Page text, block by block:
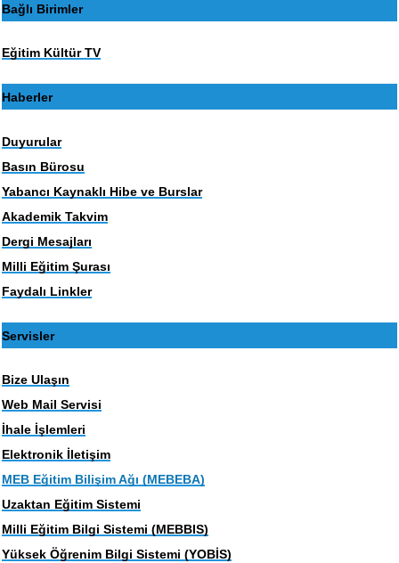
Bağlı Birimler
Eğitim Kültür TV
Haberler
Duyurular
Basın Bürosu
Yabancı Kaynaklı Hibe ve Burslar
Akademik Takvim
Dergi Mesajları
Milli Eğitim Şurası
Faydalı Linkler
Servisler
Bize Ulaşın
Web Mail Servisi
İhale İşlemleri
Elektronik İletişim
MEB Eğitim Bilişim Ağı (MEBEBA)
Uzaktan Eğitim Sistemi
Milli Eğitim Bilgi Sistemi (MEBBIS)
Yüksek Öğrenim Bilgi Sistemi (YOBİS)